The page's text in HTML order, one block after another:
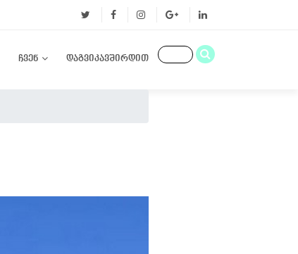
ჩვენ დაგვიკავშირდით